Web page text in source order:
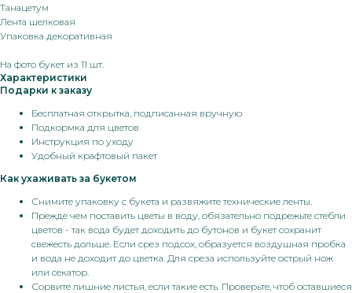
Танацетум
Лента шелковая
Упаковка декоративная
На фото букет из 11 шт.
Характеристики
Подарки к заказу
Бесплатная открытка, подписанная вручную
Подкормка для цветов
Инструкция по уходу
Удобный крафтовый пакет
Как ухаживать за букетом
Снимите упаковку с букета и развяжите технические ленты.
Прежде чем поставить цветы в воду, обязательно подрежьте стебли
цветов - так вода будет доходить до бутонов и букет сохранит
свежесть дольше. Если срез подсох, образуется воздушная пробка
и вода не доходит до цветка. Для среза используйте острый нож
или секатор.
Сорвите лишние листья, если такие есть. Проверьте, чтоб оставшиеся